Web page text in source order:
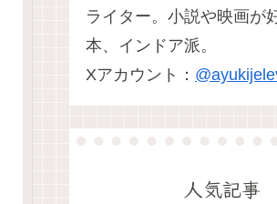
ライター。小説や映画が
本、インドア派。
Xアカウント：
人気記事